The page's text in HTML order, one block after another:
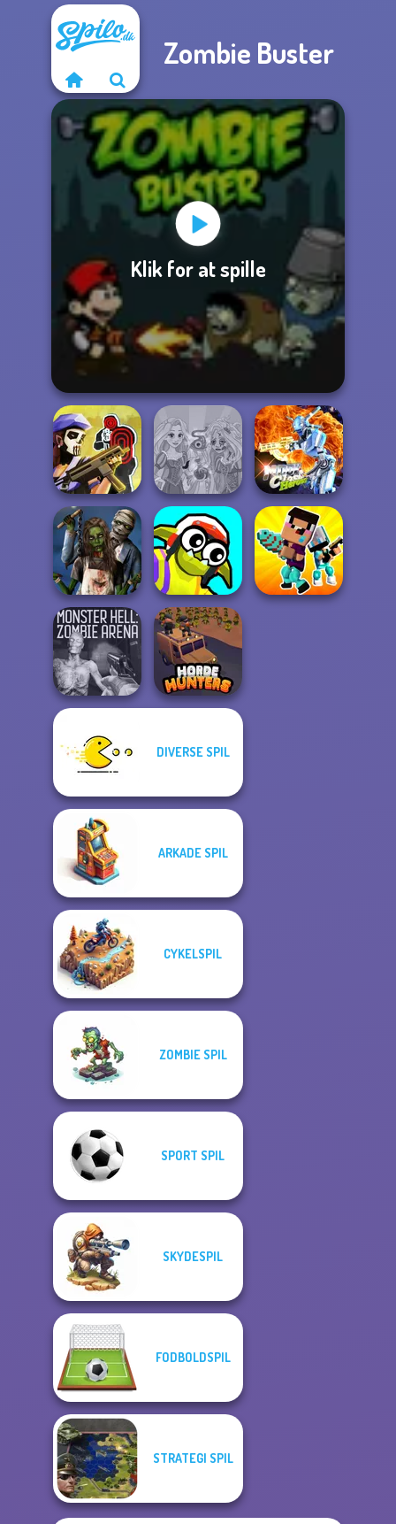
Zombie Buster
Klik for at spille
Tom Clancy's
Shootout
Rapunzel
Zombie Curse
Moon Clash
Heroes
Zombie
Romance
Funny Blade &
Magic
Monster Hell:
Zombie Arena
DIVERSE SPIL
ARKADE SPIL
CYKELSPIL
ZOMBIE SPIL
SPORT SPIL
SKYDESPIL
FODBOLDSPIL
STRATEGI SPIL